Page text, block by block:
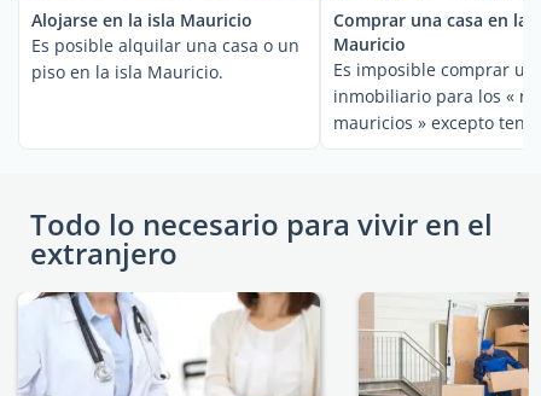
Alojarse en la isla Mauricio
Es posible alquilar una casa o un
piso en la isla Mauricio.
Comprar una casa en la
Mauricio
Es imposible comprar
inmobiliario para los « no
mauricios » excepto
Todo lo necesario para vivir en el
extranjero